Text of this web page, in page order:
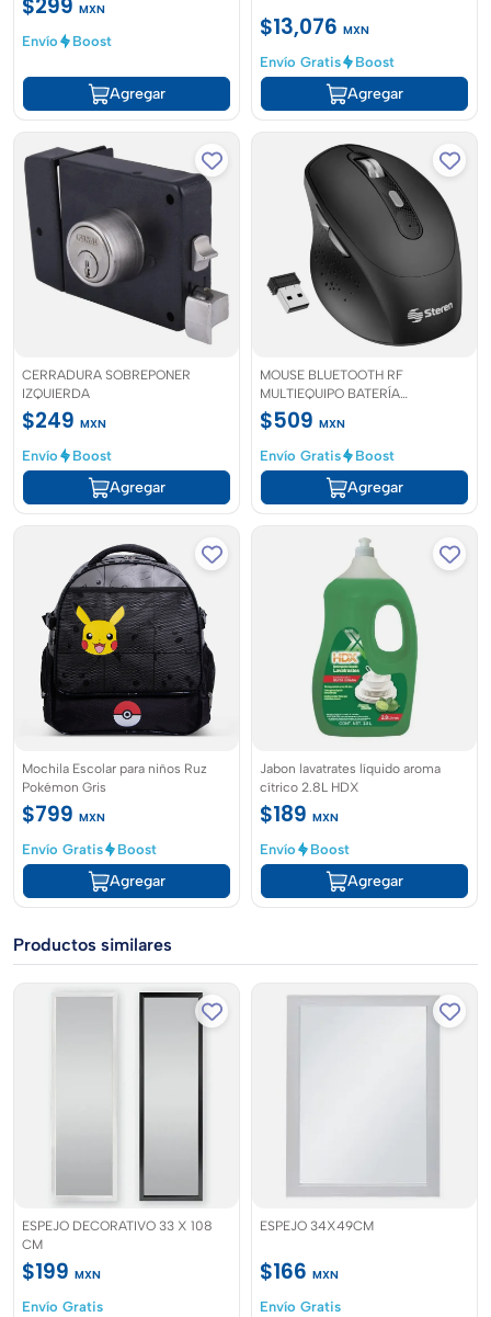
$299 MXN
Envío
Boost
Agregar
$13,076 MXN
Envío Gratis
Boost
Agregar
CERRADURA SOBREPONER
IZQUIERDA
$249 MXN
Envío
Boost
Agregar
MOUSE BLUETOOTH RF
MULTIEQUIPO BATERÍA
RECARGABLE 800/1200/1600 DPI
COM5800
$509 MXN
Envío Gratis
Boost
Agregar
Mochila Escolar para niños Ruz
Pokémon Gris
$799 MXN
Envío Gratis
Boost
Agregar
Jabon lavatrates líquido aroma
cítrico 2.8L HDX
$189 MXN
Envío
Boost
Agregar
Productos similares
ESPEJO DECORATIVO 33 X 108
CM
$199 MXN
Envío Gratis
ESPEJO 34X49CM
$166 MXN
Envío Gratis